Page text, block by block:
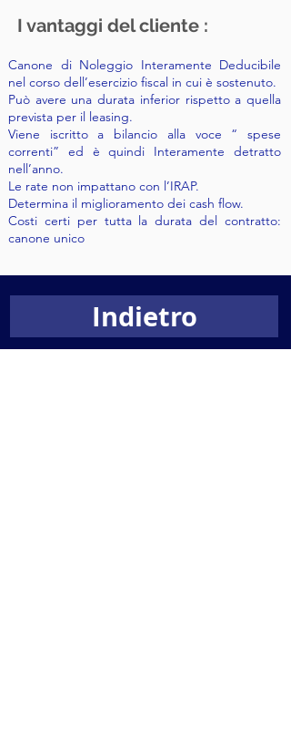
I vantaggi del cliente :
Canone di Noleggio Interamente Deducibile
nel corso dell’esercizio fiscal in cui è sostenuto.
Può avere una durata inferior rispetto a quella
prevista per il leasing.
Viene iscritto a bilancio alla voce “ spese
correnti” ed è quindi Interamente detratto
nell’anno.
Le rate non impattano con l’IRAP.
Determina il miglioramento dei cash flow.
Costi certi per tutta la durata del contratto:
canone unico
Indietro